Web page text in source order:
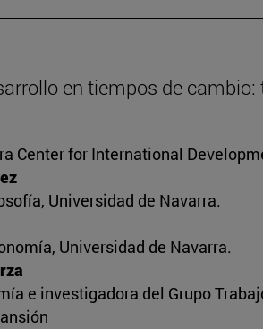
en tiempos de
Center for International
Universidad de Navarra.
Universidad de Navarra.
e investigadora del Grupo